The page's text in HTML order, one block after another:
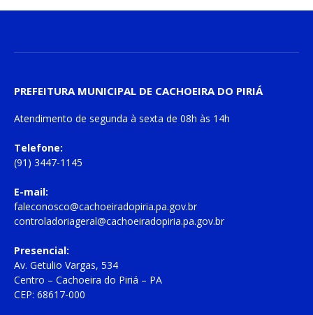
PREFEITURA MUNICIPAL DE CACHOEIRA DO PIRIÁ
Atendimento de segunda à sexta de 08h às 14h
Telefone:
(91) 3447-1145
E-mail:
faleconosco@cachoeiradopiria.pa.gov.br
controladoriageral@cachoeiradopiria.pa.gov.br
Presencial:
Av. Getulio Vargas, 534
Centro – Cachoeira do Piriá – PA
CEP: 68617-000